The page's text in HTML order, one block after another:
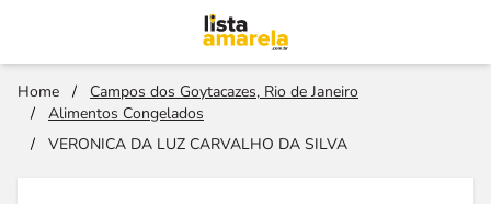
Home /
Campos dos Goytacazes, Rio de Janeiro
/
Alimentos Congelados
/
VERONICA DA LUZ CARVALHO DA SILVA